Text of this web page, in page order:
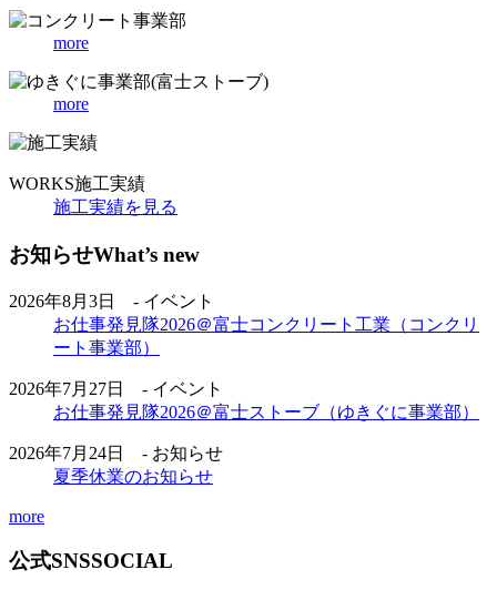
more
more
WORKS施工実績
施工実績を見る
お知らせWhat’s new
2026年8月3日 - イベント
お仕事発見隊2026＠富士コンクリート工業（コンクリ
ート事業部）
2026年7月27日 - イベント
お仕事発見隊2026＠富士ストーブ（ゆきぐに事業部）
2026年7月24日 - お知らせ
夏季休業のお知らせ
more
公式SNSSOCIAL